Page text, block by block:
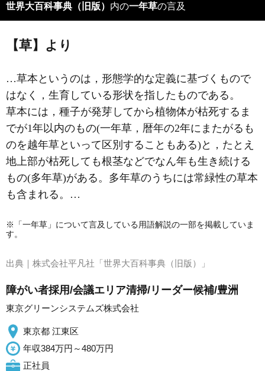
世界大百科事典（旧版） 内の一年草の言及
【草】より
…草本というのは，形態学的な定義に基づくもので
はなく，生育している形状を指したものである。
草本には，種子が発芽してから植物体が枯死するま
でが1年以内のもの(一年草，暦年の2年にまたがるも
のを越年草といって区別することもある)と，たとえ
地上部が枯死しても根茎などでなん年も生き続ける
もの(多年草)がある。多年草のうちには常緑性の草本
も含まれる。…
※「一年草」について言及している用語解説の一部を掲載していま
す。
出典｜ 株式会社平凡社「世界大百科事典（旧版）」
障がい者採用/会議エリア清掃/リーダー候補/豊洲
東京グリーンシステムズ株式会社
東京都 江東区
年収384万円～480万円
正社員